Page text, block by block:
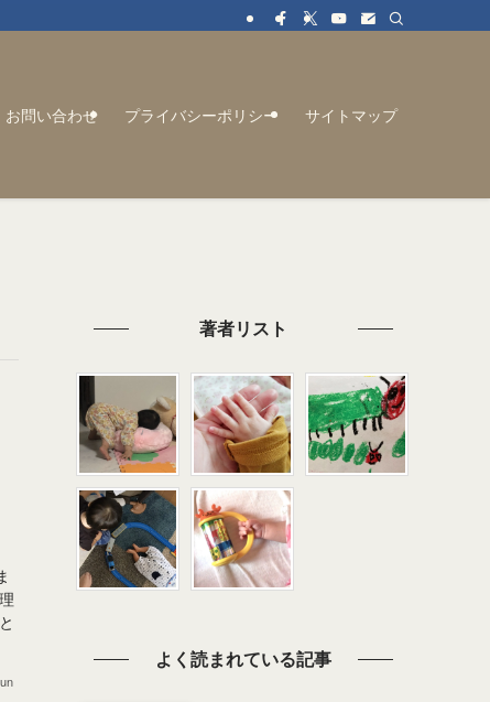
お問い合わせ プライバシーポリシー サイトマップ
著者リスト
よく読まれている記事